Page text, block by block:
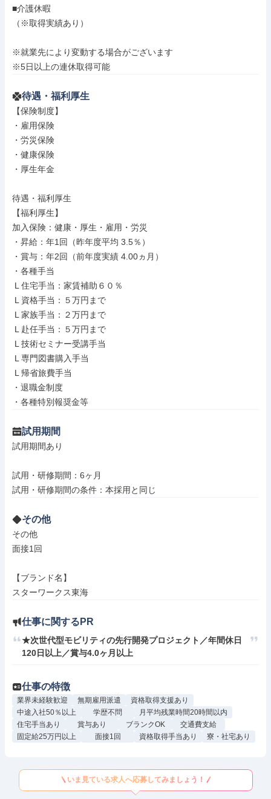
■介護休暇
（※取得実績あり）
※就業先により変動する場合がございます
※5日以上の連休取得可能
待遇・福利厚生
【保険制度】
・雇用保険
・労災保険
・健康保険
・厚生年金
待遇・福利厚生
【福利厚生】
加入保険：健康・厚生・雇用・労災
・昇給：年1回（昨年度平均 3.5％）
・賞与：年2回（前年度実績 4.00ヵ月）
・各種手当
・退職金制度
・各種特別報奨金等
試用期間
試用期間あり
試用・研修期間：6ヶ月
その他
その他
面接1回
【ブランド名】
スターワークス東海
仕事に関するPR
★次世代型モビリティの先行開発プロジェクト／年間休日
120日以上／賞与4.0ヶ月以上
仕事の特徴
業界未経験歓迎 無期雇用派遣
資格取得支援あり
中途入社50％以上
学歴不問
月平均残業時間20時間以内
住宅手当あり
賞与あり ブランクOK
交通費支給
固定給25万円以上
面接1回 資格取得手当あり 寮・社宅あり
いま見ている求人へ応募してみましょう！